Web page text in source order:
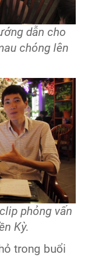
dẫn cho
chóng lên
phỏng vấn
Kỳ.
trong buổi